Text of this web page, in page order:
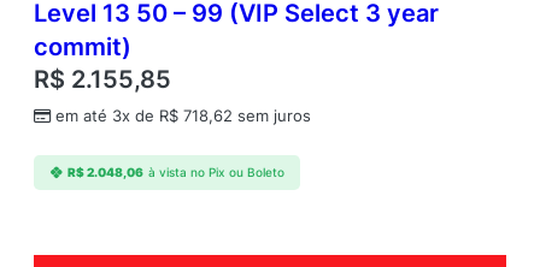
Level 13 50 – 99 (VIP Select 3 year
commit)
R$ 2.155,85
em até 3x de R$ 718,62 sem juros
R$2.048,06 à vista no Pix ou Boleto